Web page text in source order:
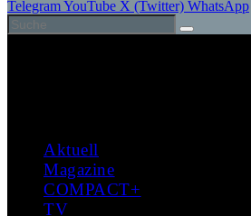
TelegramYouTube X (Twitter) WhatsApp
Aktuell
Magazine
COMPACT+
TV